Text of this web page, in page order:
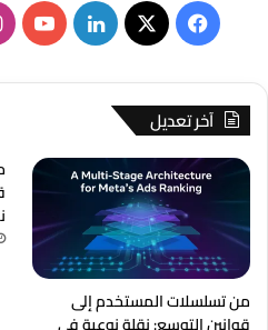
فيسبوك
‫X لينكدإن
آخر تعديل
من تسلسلات المستخدم إلى